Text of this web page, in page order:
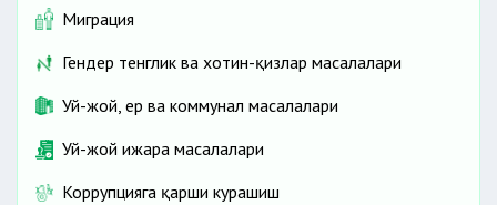
Миграция
Гендер тенглик ва хотин-қизлар масалалари
Уй-жой, ер ва коммунал масалалари
Уй-жой ижара масалалари
Коррупцияга қарши курашиш